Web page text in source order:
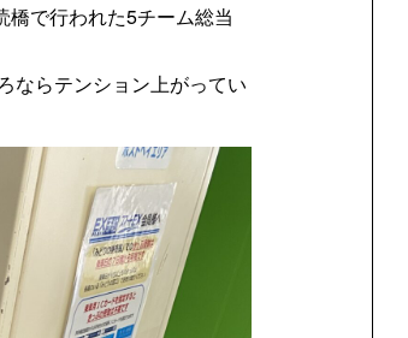
で行われた5チーム総当
ならテンション上がってい